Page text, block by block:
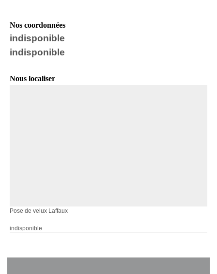
Nos coordonnées
indisponible
indisponible
Nous localiser
Pose de velux Laffaux
indisponible